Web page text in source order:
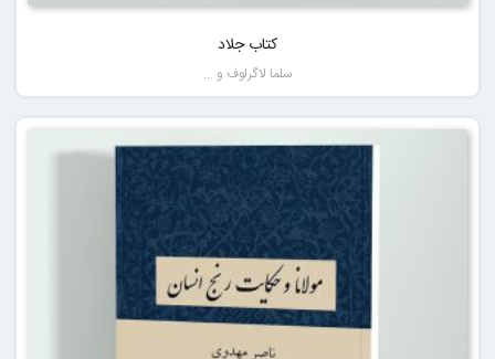
کتاب جلاد
سلما لاگرلوف و ...